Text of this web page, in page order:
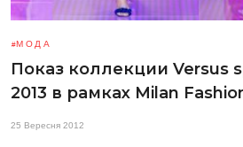
МОДА
Показ коллекции Versus
2013 в рамках Milan
25 Вересня 2012